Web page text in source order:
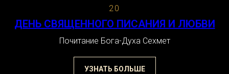
20
ДЕНЬ СВЯЩЕННОГО ПИСАНИЯ И ЛЮБВИ
Почитание Бога-Духа Сехмет
УЗНАТЬ БОЛЬШЕ